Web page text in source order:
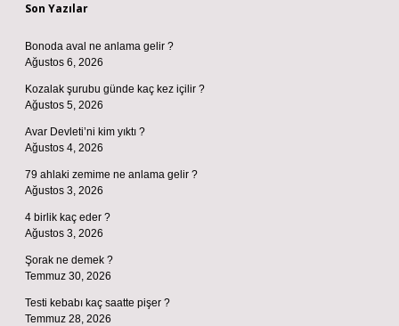
Son Yazılar
Bonoda aval ne anlama gelir ?
Ağustos 6, 2026
Kozalak şurubu günde kaç kez içilir ?
Ağustos 5, 2026
Avar Devleti’ni kim yıktı ?
Ağustos 4, 2026
79 ahlaki zemime ne anlama gelir ?
Ağustos 3, 2026
4 birlik kaç eder ?
Ağustos 3, 2026
Şorak ne demek ?
Temmuz 30, 2026
Testi kebabı kaç saatte pişer ?
Temmuz 28, 2026